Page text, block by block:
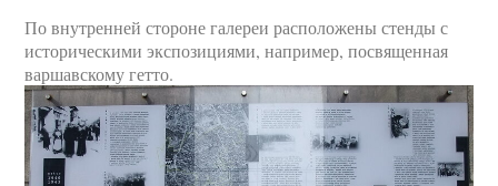
По внутренней стороне галереи расположены стенды с
историческими экспозициями, например, посвященная
варшавскому гетто.